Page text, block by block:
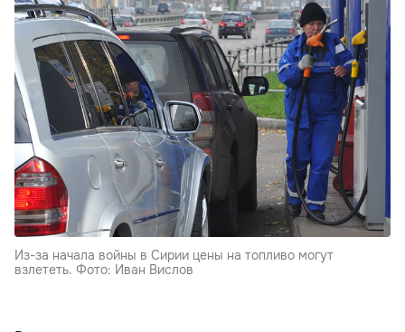
Из-за начала войны в Сирии цены на топливо могут
взлететь. Фото: Иван Вислов